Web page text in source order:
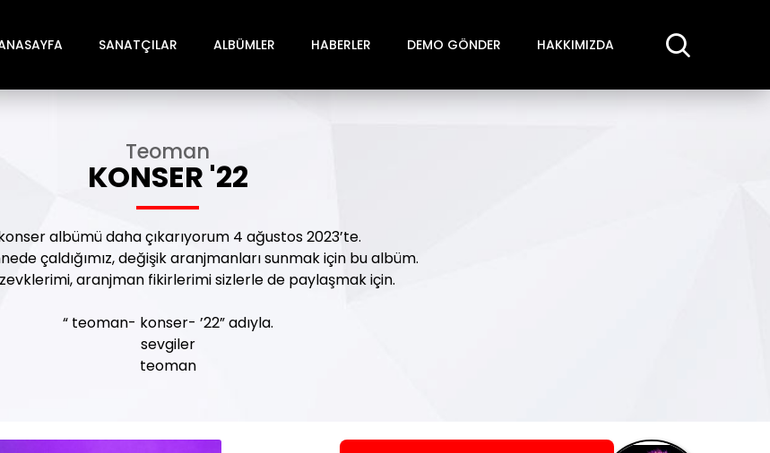
SANATÇILAR ALBÜMLER HABERLER DEMO GÖNDER HAKKIMIZDA
Teoman
KONSER '22
albümü daha çıkarıyorum 4 ağustos 2023’te.
çaldığımız, değişik aranjmanları sunmak için bu albüm.
aranjman fikirlerimi sizlerle de paylaşmak için.
“ teoman- konser- ’22” adıyla.
sevgiler
teoman